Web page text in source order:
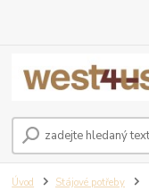
Úvod Stájové potřeby